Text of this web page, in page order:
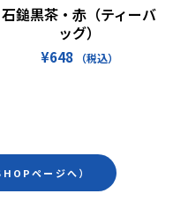
続きを読む
石鎚黒茶・赤（ティーバ
ッグ）
¥648 （税込）
ページへ）